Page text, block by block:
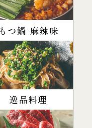
もつ鍋 麻辣味
逸品料理